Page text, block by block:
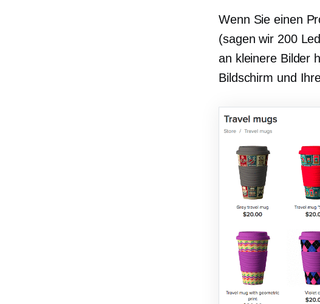
Wenn Sie einen
(sagen wir 200
an kleinere Bilder
Bildschirm und